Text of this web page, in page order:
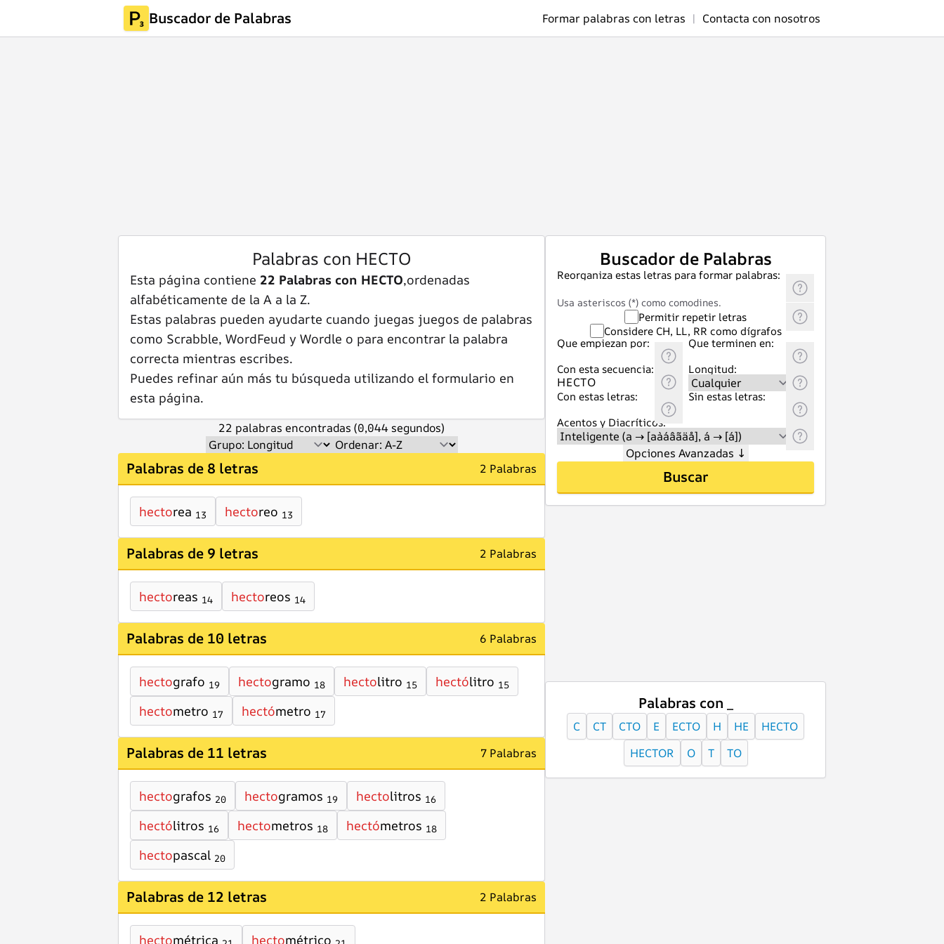
Buscador de Palabras Formar palabras con letras | Contacta con nosotros
Palabras con HECTO
Esta página contiene 22 Palabras con HECTO,ordenadas
alfabéticamente de la A a la Z.
Estas palabras pueden ayudarte cuando juegas juegos de palabras
como Scrabble, WordFeud y Wordle o para encontrar la palabra
correcta mientras escribes.
Puedes refinar aún más tu búsqueda utilizando el formulario en
esta página.
22 palabras encontradas (0,044 segundos)
Palabras de 8 letras 2 Palabras
hectorea 13 hectoreo 13
Palabras de 9 letras 2 Palabras
hectoreas 14 hectoreos 14
Palabras de 10 letras 6 Palabras
hectografo 19 hectogramo 18 hectolitro 15 hectólitro 15
hectometro 17 hectómetro 17
Palabras de 11 letras 7 Palabras
hectografos 20 hectogramos 19 hectolitros 16
hectólitros 16 hectometros 18 hectómetros 18
hectopascal 20
Palabras de 12 letras 2 Palabras
hectométrica hectométrico
Buscador de Palabras
Reorganiza estas letras para formar palabras:
Usa asteriscos (*) como comodines.
Permitir repetir letras
Considere CH, LL, RR como dígrafos
Que empiezan por:
Que terminen en:
Con esta secuencia:
Longitud:
Con estas letras:
Sin estas letras:
Acentos y Diacríticos:
Opciones Avanzadas ↓
Buscar
Palabras con _
C CT CTO E ECTO H HE
HECTO
HECTOR
O T TO